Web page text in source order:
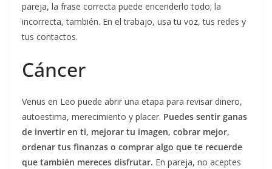
pareja, la frase correcta puede encenderlo todo; la
incorrecta, también. En el trabajo, usa tu voz, tus redes y
tus contactos.
Cáncer
Venus en Leo puede abrir una etapa para revisar dinero,
autoestima, merecimiento y placer. Puedes sentir ganas
de invertir en ti, mejorar tu imagen, cobrar mejor,
ordenar tus finanzas o comprar algo que te recuerde
que también mereces disfrutar. En pareja, no aceptes